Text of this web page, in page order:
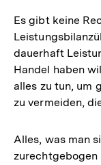
Es gibt keine
dauerhaft
Handel haben
alles zu tun, um
zu vermeiden,
Alles, was man
zurechtgebogen